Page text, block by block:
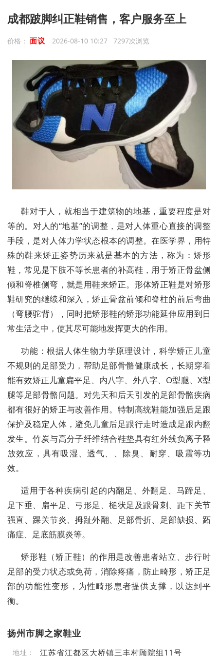
成都跛脚纠正鞋销售，客户服务至上
价格： 面议 2026-08-10 10:27 7297次浏览
鞋对于人，就相当于建筑物的地基，重要程度是对
等的。对人的“地基”的调整，是对人体重心直接的调整
手段，是对人体力学状态根本的调整。在医学界，用特
殊的鞋来矫正姿势历来就是基本的方法，称为：矫形
鞋，常见是下肢不等长患者的补高鞋，用于矫正骨盆侧
倾和脊椎侧弯，就是用鞋来矫正。形体矫正鞋是对矫形
鞋研究的继续和深入，矫正骨盆前倾和脊柱的前后弯曲
（弯腰驼背），同时把矫形鞋的矫形功能延伸应用到日
常生活之中，使其尽可能地发挥更大的作用。
功能：根据人体生物力学原理设计，科学矫正儿童
不规则的足部受力，帮助足部骨骼健康成长，长期穿着
能有效矫正儿童扁平足、内八字、外八字、O型腿、X型
腿等足部骨骼问题。对先天和后天引发的足部骨骼疾病
都有很好的矫正与改善作用。特制高统鞋能加强后足跟
保护及稳定人体，避免儿童后足跟行走时造成足跟内翻
发生。竹炭与高分子纤维结合鞋垫具有红外线负离子释
放效应，具有吸湿、透气、、除臭、耐穿、吸震等功
效。
适用于各种疾病引起的内翻足、外翻足、马蹄足、
足下垂、扁平足、弓形足、槌状足及跟骨刺、距下关节
强直、踝关节炎、拇趾外翻、足部骨折、足部缺损、跖
痛症、足底筋膜炎等。
矫形鞋（矫正鞋）的作用是改善患者站立、步行时
足部的受力状态或免荷，消除疼痛，防止畸形，矫正足
部的功能性变形，为性畸形患者提供支撑，以达到平
衡。
扬州市脚之家鞋业
地址： 江苏省江都区大桥镇三丰村顾院组11号